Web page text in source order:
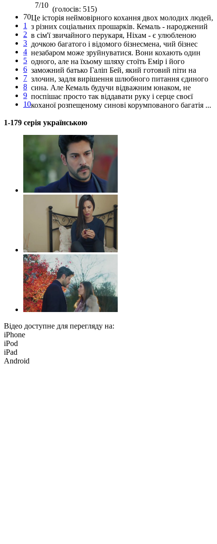
70
1
2
3
4
5
6
7
8
9
10
7/10 (голосів: 515)
Це історія неймовірного кохання двох молодих людей,
з різних соціальних прошарків. Кемаль - народжений
в сім'ї звичайного перукаря, Ніхам - є улюбленою
дочкою багатого і відомого бізнесмена, чий бізнес
незабаром може зруйнуватися. Вони кохають один
одного, але на їхьому шляху стоїть Емір і його
заможний батько Галіп Бей, який готовий піти на
злочин, задля вирішення шлюбного питання єдиного
сина. Але Кемаль будучи відважним юнаком, не
поспішає просто так віддавати руку і серце своєї
коханої розпещеному синові корумпованого багатія ...
1-179 серія українською
Відео доступне для перегляду на:
iPhone
iPod
iPad
Android